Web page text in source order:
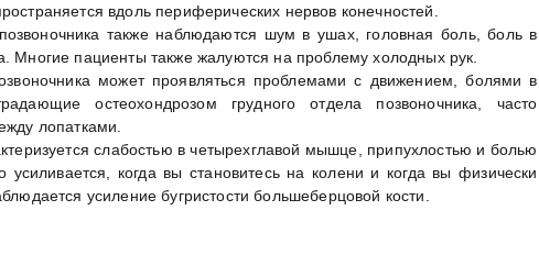
вдоль периферических нервов конечностей.
также наблюдаются шум в ушах, головная боль, боль в
Многие пациенты также жалуются на проблему холодных рук.
может проявляться проблемами с движением, болями в
остеохондрозом грудного отдела позвоночника, часто
лопатками.
слабостью в четырехглавой мышце, припухлостью и болью
когда вы становитесь на колени и когда вы физически
усиление бугристости большеберцовой кости.